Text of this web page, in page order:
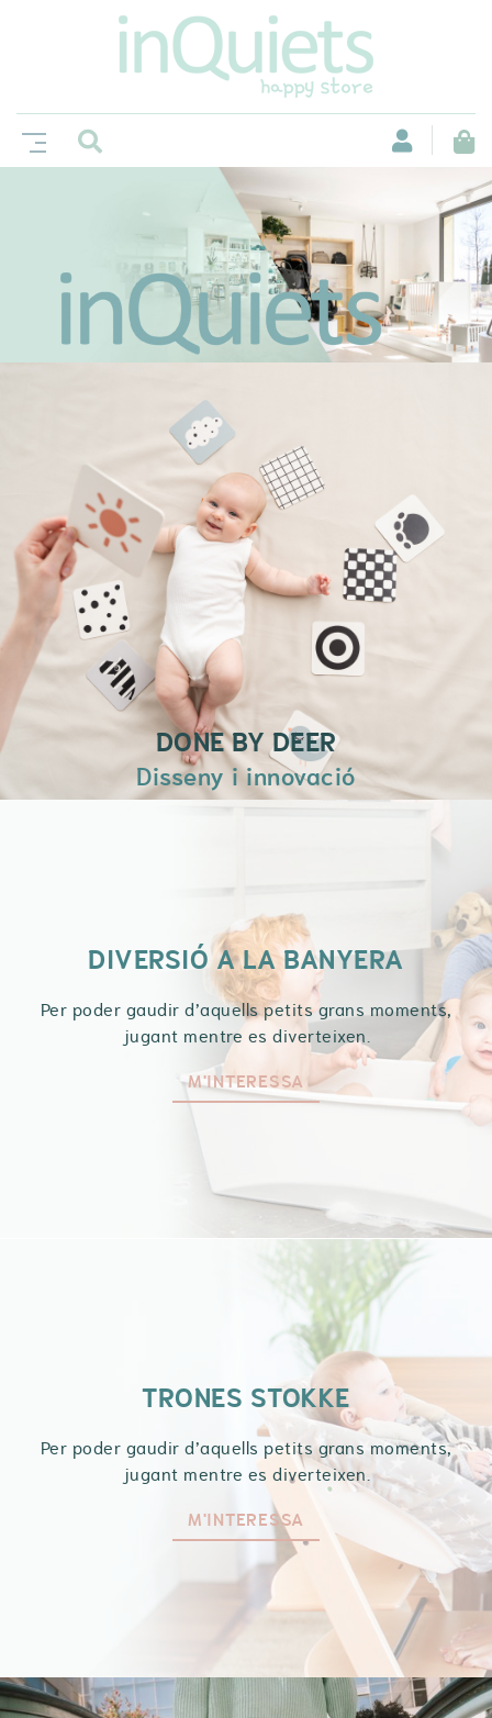
No és només una botiga, sinó un espai
on la curiositat i la felicitat es troben.
Hi trobaràs productes pensats per a
ments inquietes que volen gaudir de
cada moment.
És un lloc per comprar, però també per
jugar, llegir, compartir i crear records
inoblidables.
+ INFORMACIÓ
DONE BY DEER
Disseny i innovació
DIVERSIÓ A LA BANYERA
Per poder gaudir d’aquells petits grans moments,
jugant mentre es diverteixen.
M'INTERESSA
TRONES STOKKE
Per poder gaudir d’aquells petits grans moments,
jugant mentre es diverteixen.
M'INTERESSA